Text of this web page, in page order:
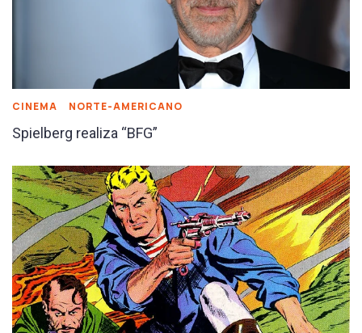
CINEMA NORTE-AMERICANO
Spielberg realiza “BFG”